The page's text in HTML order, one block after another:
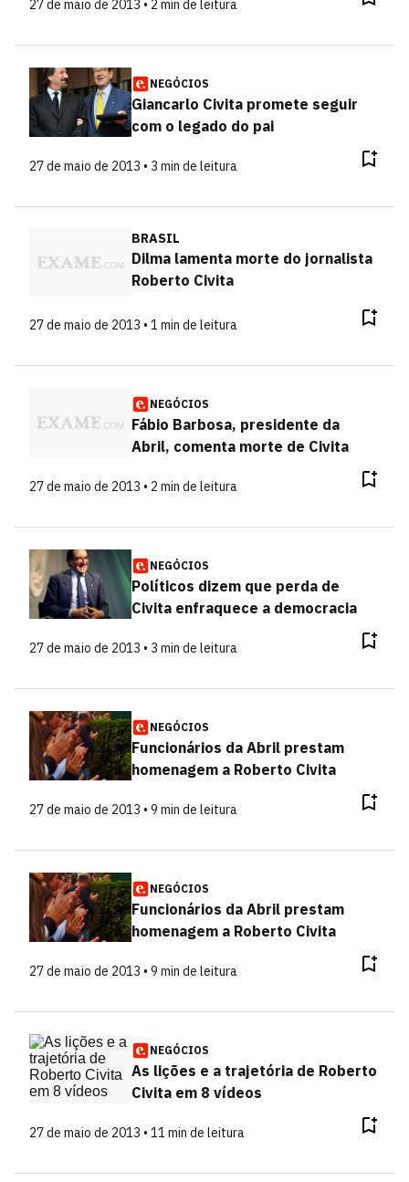
27 de maio de 2013 • 2 min de leitura
NEGÓCIOS
Giancarlo Civita promete seguir
com o legado do pai
27 de maio de 2013 • 3 min de leitura
BRASIL
Dilma lamenta morte do jornalista
Roberto Civita
27 de maio de 2013 • 1 min de leitura
NEGÓCIOS
Fábio Barbosa, presidente da
Abril, comenta morte de Civita
27 de maio de 2013 • 2 min de leitura
NEGÓCIOS
Políticos dizem que perda de
Civita enfraquece a democracia
27 de maio de 2013 • 3 min de leitura
NEGÓCIOS
Funcionários da Abril prestam
homenagem a Roberto Civita
27 de maio de 2013 • 9 min de leitura
NEGÓCIOS
Funcionários da Abril prestam
homenagem a Roberto Civita
27 de maio de 2013 • 9 min de leitura
NEGÓCIOS
As lições e a trajetória de Roberto
Civita em 8 vídeos
27 de maio de 2013 • 11 min de leitura